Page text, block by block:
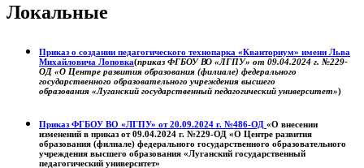
Локальные
Приказ о создании педагогического технопарка «Кванториум» имени Льва
Михайловича Лоповка(приказ ФГБОУ ВО «ЛГПУ» от 09.04.2024 г. №229-
ОД «О Центре развития образования (филиале) федерального
государственного образовательного учреждения высшего
образования «Луганский государственный педагогический университет»)
Приказ ФГБОУ ВО «ЛГПУ» от 20.09.2024 г. №486-ОД «О внесении
изменений в приказ от 09.04.2024 г. №229-ОД «О Центре развития
образования (филиале) федерального государственного образовательного
учреждения высшего образования «Луганский государственный
педагогический университет»